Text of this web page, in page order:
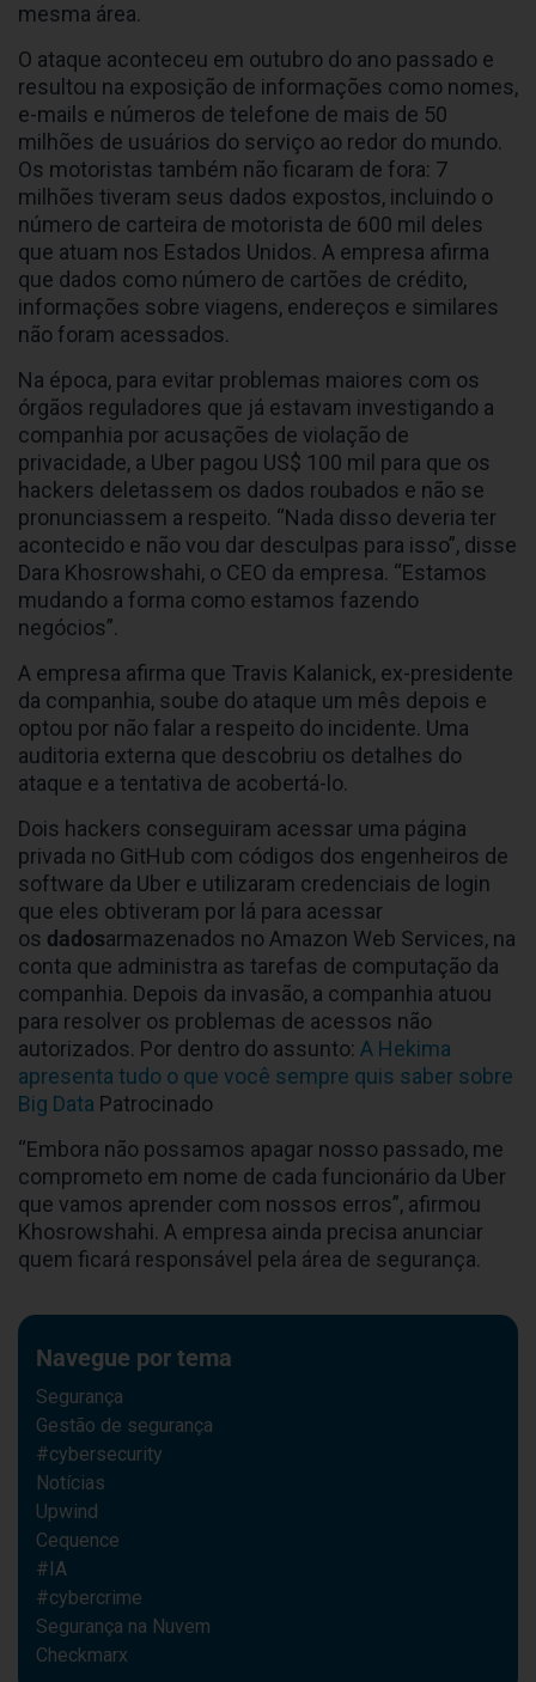
mesma área.
O ataque aconteceu em outubro do ano passado e
resultou na exposição de informações como nomes,
e-mails e números de telefone de mais de 50
milhões de usuários do serviço ao redor do mundo.
Os motoristas também não ficaram de fora: 7
milhões tiveram seus dados expostos, incluindo o
número de carteira de motorista de 600 mil deles
que atuam nos Estados Unidos. A empresa afirma
que dados como número de cartões de crédito,
informações sobre viagens, endereços e similares
não foram acessados.
Na época, para evitar problemas maiores com os
órgãos reguladores que já estavam investigando a
companhia por acusações de violação de
privacidade, a Uber pagou US$ 100 mil para que os
hackers deletassem os dados roubados e não se
pronunciassem a respeito. “Nada disso deveria ter
acontecido e não vou dar desculpas para isso”, disse
Dara Khosrowshahi, o CEO da empresa. “Estamos
mudando a forma como estamos fazendo
negócios”.
A empresa afirma que Travis Kalanick, ex-presidente
da companhia, soube do ataque um mês depois e
optou por não falar a respeito do incidente. Uma
auditoria externa que descobriu os detalhes do
ataque e a tentativa de acobertá-lo.
Dois hackers conseguiram acessar uma página
privada no GitHub com códigos dos engenheiros de
software da Uber e utilizaram credenciais de login
que eles obtiveram por lá para acessar
os dadosarmazenados no Amazon Web Services, na
conta que administra as tarefas de computação da
companhia. Depois da invasão, a companhia atuou
para resolver os problemas de acessos não
autorizados. Por dentro do assunto: A Hekima
apresenta tudo o que você sempre quis saber sobre
Big Data Patrocinado
“Embora não possamos apagar nosso passado, me
comprometo em nome de cada funcionário da Uber
que vamos aprender com nossos erros”, afirmou
Khosrowshahi. A empresa ainda precisa anunciar
quem ficará responsável pela área de segurança.
Navegue por tema
Segurança
Gestão de segurança
#cybersecurity
Notícias
Upwind
Cequence
#IA
#cybercrime
Segurança na Nuvem
Checkmarx